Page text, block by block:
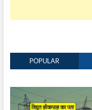
POPULAR